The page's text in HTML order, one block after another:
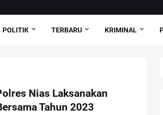
POLITIK TERBARU KRIMINAL
Nias Laksanakan
Tahun 2023